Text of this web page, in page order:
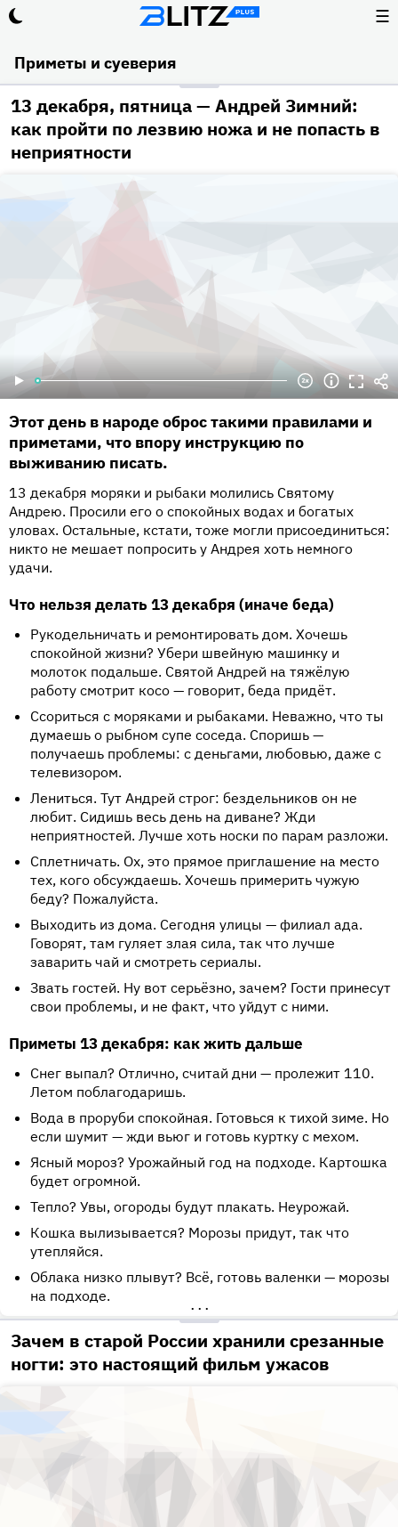
☰
Приметы и суеверия
13 декабря, пятница — Андрей Зимний:
как пройти по лезвию ножа и не попасть в
неприятности
Этот день в народе оброс такими правилами и
приметами, что впору инструкцию по
выживанию писать.
13 декабря моряки и рыбаки молились Святому
Андрею. Просили его о спокойных водах и богатых
уловах. Остальные, кстати, тоже могли присоединиться:
никто не мешает попросить у Андрея хоть немного
удачи.
Что нельзя делать 13 декабря (иначе беда)
Рукодельничать и ремонтировать дом. Хочешь
спокойной жизни? Убери швейную машинку и
молоток подальше. Святой Андрей на тяжёлую
работу смотрит косо — говорит, беда придёт.
Ссориться с моряками и рыбаками. Неважно, что ты
думаешь о рыбном супе соседа. Споришь —
получаешь проблемы: с деньгами, любовью, даже с
телевизором.
Лениться. Тут Андрей строг: бездельников он не
любит. Сидишь весь день на диване? Жди
неприятностей. Лучше хоть носки по парам разложи.
Сплетничать. Ох, это прямое приглашение на место
тех, кого обсуждаешь. Хочешь примерить чужую
беду? Пожалуйста.
Выходить из дома. Сегодня улицы — филиал ада.
Говорят, там гуляет злая сила, так что лучше
заварить чай и смотреть сериалы.
Звать гостей. Ну вот серьёзно, зачем? Гости принесут
свои проблемы, и не факт, что уйдут с ними.
Приметы 13 декабря: как жить дальше
Снег выпал? Отлично, считай дни — пролежит 110.
Летом поблагодаришь.
Вода в проруби спокойная. Готовься к тихой зиме. Но
если шумит — жди вьюг и готовь куртку с мехом.
Ясный мороз? Урожайный год на подходе. Картошка
будет огромной.
Тепло? Увы, огороды будут плакать. Неурожай.
Кошка вылизывается? Морозы придут, так что
утепляйся.
Облака низко плывут? Всё, готовь валенки — морозы
на подходе.
•••
Зачем в старой России хранили срезанные
ногти: это настоящий фильм ужасов